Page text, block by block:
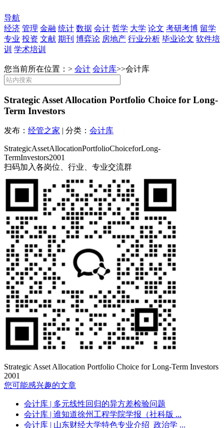
导航
经济 管理 金融 统计 数据 会计 哲学 大学 论文 考研考博 留学
专业 投资 文献 期刊 博弈论 房地产 行业分析 毕业论文 软件培
训 学术培训
您当前所在位置：> 会计 会计库>>会计库
Strategic Asset Allocation Portfolio Choice for Long-
Term Investors
发布： 经管之家 | 分类： 会计库
StrategicAssetAllocationPortfolioChoiceforLong-
TermInvestors2001
扫码加入各岗位、行业、专业交流群
Strategic Asset Allocation Portfolio Choice for Long-Term Investors
2001
您可能感兴趣的文章
会计库 | 多元线性回归的异方差检验问题
会计库 | 谁知道徐州工程学院学报（社科版 ...
会计库 | 山东财经大学特色专业介绍_政治学 ...